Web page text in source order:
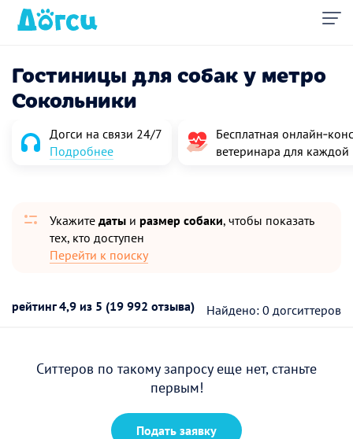
Гостиницы для собак у метро
Сокольники
Догси на связи 24/7
Подробнее
Бесплатная
ветеринара для
Укажите даты и размер собаки, чтобы показать
тех, кто доступен
Перейти к поиску
рейтинг4,9 из 5 (19 992 отзыва) Найдено: 0 догситтеров
Ситтеров по такому запросу еще нет, станьте
первым!
Подать заявку